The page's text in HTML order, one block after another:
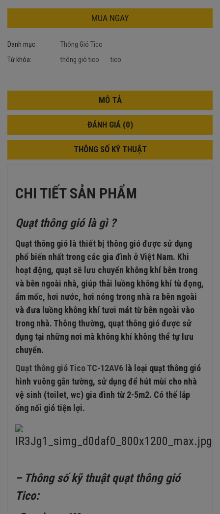
MUA NGAY
Danh mục:
Thông Gió Tico
Từ khóa:
thông gió tico tico
MÔ TẢ
ĐÁNH GIÁ (0)
THÔNG SỐ KỸ THUẬT
CHI TIẾT SẢN PHẨM
Quạt thông gió là gì ?
Quạt thông gió là thiết bị thông gió được sử dụng
phổ biến nhất trong các gia đình ở Việt Nam. Khi
hoạt động, quạt sẽ lưu chuyển không khí bên trong
và bên ngoài nhà, giúp thải luồng không khí tù đọng,
ẩm mốc, hơi nước, hơi nóng trong nhà ra bên ngoài
và đưa luồng không khí tươi mát từ bên ngoài vào
trong nhà. Thông thường, quạt thông gió được sử
dụng tại những nơi mà không khí không thể tự lưu
chuyển.
Quạt thông gió Tico TC-12AV6 là loại quạt thông gió
hình vuông gắn tường, sử dụng để hút mùi cho nhà
vệ sinh (toilet, wc) gia đình từ 2-5m2. Có thể lắp
ống nối gió tiện lợi.
– Thông số kỹ thuật quạt thông gió
Tico: